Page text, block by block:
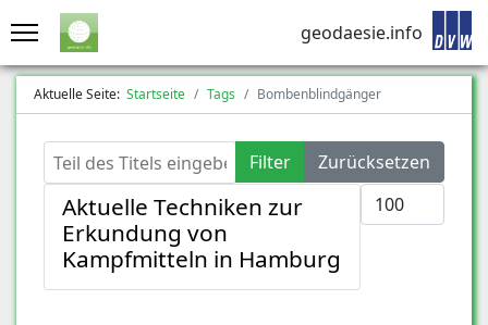
geodaesie.info
Aktuelle Seite: Startseite Tags Bombenblindgänger
Teil des Titels eingeben Filter
Zurücksetzen
Anzeige #
Aktuelle Techniken zur
Erkundung von
Kampfmitteln in Hamburg